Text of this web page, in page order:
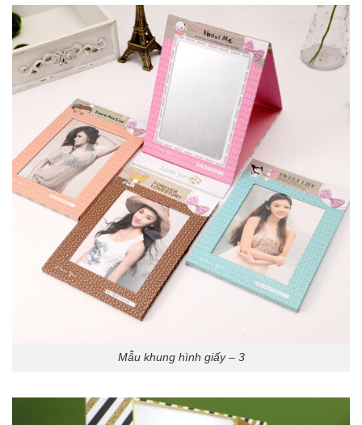
Mẫu khung hình giấy – 3